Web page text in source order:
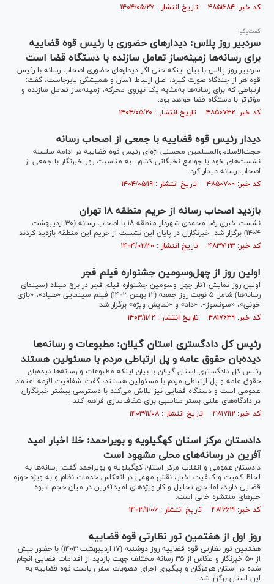
کد خبر: ۴۸۵۱۶۸۴ تاریخ انتشار : ۱۴۰۴/۰۵/۲۷
گفت‌‌وگو|
سردبیر روز پلاس: دیدار‌های حضوری با رئیس قوه قضاییه
برای رسانه‌ها زمینه‌ساز تعامل سازنده با دستگاه قضا است
سردبیر روز پلاس با بیان اینکه حتی اگر دیدار‌های حضوری اصحاب رسانه با رئیس
قوه هر از چندگاه صورت گیرد، اصل ارتباط آسان و همیشگی پابرجاست، گفت:
ارتباطی که برای رسانه‌ها به‌مثابه یک نیروی محرکه، زمینه‌ساز تعامل سازنده و
مؤثرتر با دستگاه قضا خواهد بود.
کد خبر: ۴۸۵۰۷۳۲ تاریخ انتشار : ۱۴۰۴/۰۵/۲۰
دیدار رئیس قوه قضاییه با جمعی از اصحاب رسانه
حجت‌الاسلام‌والمسلمین محسنی اژه‌ای رئیس قوه قضاییه در ادامه سلسله
نشست‌های خود با جوامع نخبگانی کشور، به مناسبت روز خبرنگار با جمعی از
اصحاب رسانه دیدار کرد.
کد خبر: ۴۸۵۰۷۰۰ تاریخ انتشار : ۱۴۰۴/۰۵/۱۹
بازدید اصحاب رسانه از حریم منطقه ۱۸ تهران
نشست خبری رضا محمدی شهردار منطقه ۱۸ با اصحاب رسانه (۳۰ اردیبهشت
۱۴۰۴) برگزار شد. خبرنگاران در پایان این نشست از حریم این منطقه بازدید کردند
کد خبر: ۴۸۳۷۱۲۳ تاریخ انتشار : ۱۴۰۴/۰۲/۳۰
اولین روز از چهل‌وسومین جشنواره فیلم فجر
اولین روز نمایش آثار چهل وسومین جشنواره فیلم فجر در برج میلاد (سینمای
رسانه‌ها) شامل ۵ نوبت روز جمعه (۱۲ بهمن ۱۴۰۳) فیلم سینمایی «صیاد»، «بازی
خونی»، «سونسوز»، «داد» و «نمایش ویژه» برگزار شد.
کد خبر: ۴۸۱۷۶۳۹ تاریخ انتشار : ۱۴۰۳/۱۱/۱۲
رئیس کل دادگستری استان گیلان: مطبوعات و رسانه‌ها
دیده‌بان حقوق عامه و پل ارتباطی مردم با مسئولین هستند
رئیس کل دادگستری استان گیلان با بیان اینکه مطبوعات و رسانه‌ها دیده‌بان
حقوق عامه و پل ارتباطی مردم با مسئولین هستند، گفت: شفافیت لازمه اعتماد
عمومی است و دستگاه قضایی نیز تلاش می‌کند با دسترسی بیشتر خبرنگاران
در دادگاه‌های علنی بستر مناسبی برای شفاف‌سازی فراهم کند.
کد خبر: ۴۸۱۷۱۱۲ تاریخ انتشار : ۱۴۰۳/۱۱/۰۸
دادستان مرکز استان کهگیلویه و بویراحمد: خلا اخبار امید
آفرین در رسانه‌های محلی مشهود است
دادستان عمومی و انقلاب مرکز استان کهگیلویه و بویراحمد گفت: رسانه‌ها به
لحاظ کمیت و کیفیت اخبار، نقش مهمی در انعکاس خدمات نظام و به ویژه حوزه
قضایی دارند، اما جای تحلیل و کار ویژه‌های امیدآفرین در میان حجم انبوه
خبر‌های منتشره خالی است.
کد خبر: ۴۸۱۶۶۲۱ تاریخ انتشار : ۱۴۰۳/۱۱/۰۶
روز اول از هفتمین تور نظارتی قوه قضاییه
هفتمین تور نظارتی قوه قضاییه روز دوشنبه (۱۷ اردیبهشت ۱۴۰۳) با حضور بیش
از ۵۰ خبرنگار و عکاس از ۳۵ رسانه مختلف جهت بازدید از اقدامات قضایی انجام
شده در استان هرمزگان و پیگیری اجرای مصوبات سفر ریاست قوه قضاییه به
این استان برگزار شد.